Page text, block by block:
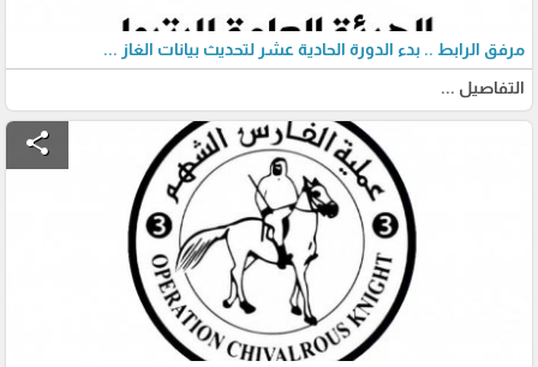
مرفق الرابط .. بدء الدورة الحادية عشر لتحديث بيانات الغاز ...
التفاصيل ...
share